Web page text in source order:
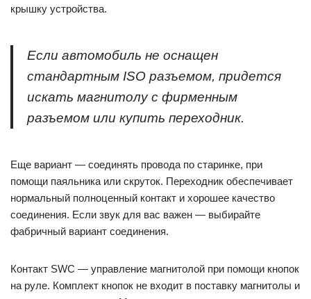
крышку устройства.
Если автомобиль не оснащен
стандартным ISO разъемом, придется
искать магнитолу с фирменным
разъемом или купить переходник.
Еще вариант — соединять провода по старинке, при
помощи паяльника или скруток. Переходник обеспечивает
нормальный полноценный контакт и хорошее качество
соединения. Если звук для вас важен — выбирайте
фабричный вариант соединения.
Контакт SWC — управление магнитолой при помощи кнопок
на руле. Комплект кнопок не входит в поставку магнитолы и